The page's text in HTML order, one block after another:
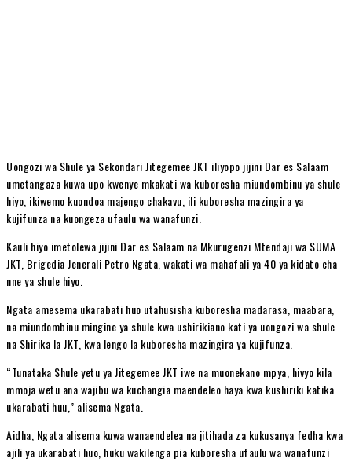
Uongozi wa Shule ya Sekondari Jitegemee JKT iliyopo jijini Dar es Salaam
umetangaza kuwa upo kwenye mkakati wa kuboresha miundombinu ya shule
hiyo, ikiwemo kuondoa majengo chakavu, ili kuboresha mazingira ya
kujifunza na kuongeza ufaulu wa wanafunzi.
Kauli hiyo imetolewa jijini Dar es Salaam na Mkurugenzi Mtendaji wa SUMA
JKT, Brigedia Jenerali Petro Ngata, wakati wa mahafali ya 40 ya kidato cha
nne ya shule hiyo.
Ngata amesema ukarabati huo utahusisha kuboresha madarasa, maabara,
na miundombinu mingine ya shule kwa ushirikiano kati ya uongozi wa shule
na Shirika la JKT, kwa lengo la kuboresha mazingira ya kujifunza.
“Tunataka Shule yetu ya Jitegemee JKT iwe na muonekano mpya, hivyo kila
mmoja wetu ana wajibu wa kuchangia maendeleo haya kwa kushiriki katika
ukarabati huu,” alisema Ngata.
Aidha, Ngata alisema kuwa wanaendelea na jitihada za kukusanya fedha kwa
ajili ya ukarabati huo, huku wakilenga pia kuboresha ufaulu wa wanafunzi